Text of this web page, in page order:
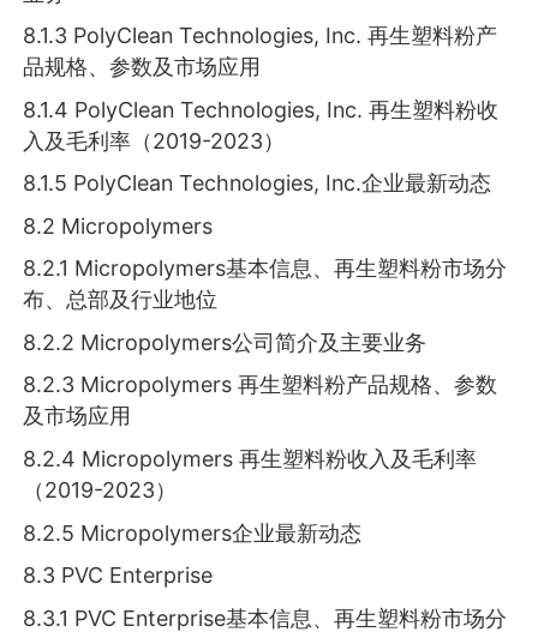
8.1.3 PolyClean Technologies, Inc. 再生塑料粉产
品规格、参数及市场应用
8.1.4 PolyClean Technologies, Inc. 再生塑料粉收
入及毛利率（2019-2023）
8.1.5 PolyClean Technologies, Inc.企业最新动态
8.2 Micropolymers
8.2.1 Micropolymers基本信息、再生塑料粉市场分
布、总部及行业地位
8.2.2 Micropolymers公司简介及主要业务
8.2.3 Micropolymers 再生塑料粉产品规格、参数
及市场应用
8.2.4 Micropolymers 再生塑料粉收入及毛利率
（2019-2023）
8.2.5 Micropolymers企业最新动态
8.3 PVC Enterprise
8.3.1 PVC Enterprise基本信息、再生塑料粉市场分